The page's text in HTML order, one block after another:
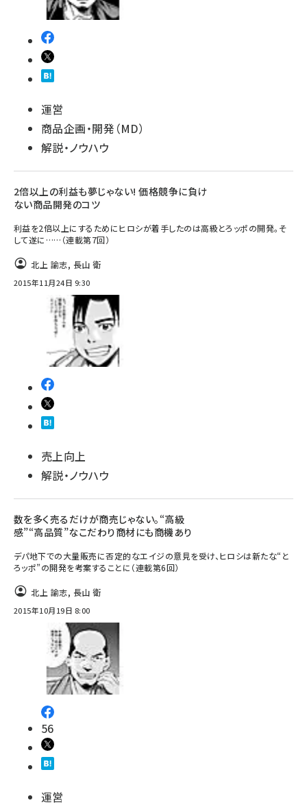
運営
商品企画・開発（MD）
解説・ノウハウ
2倍以上の利益も夢じゃない! 価格競争に負け
ない商品開発のコツ
利益を2倍以上にするためにヒロシが着手したのは高級とろッポの開発。そ
して遂に……（連載第7回）
北上 諭志, 長山 衛
2015年11月24日 9:30
売上向上
解説・ノウハウ
数を多く売るだけが商売じゃない。“高級
感”“高品質”なこだわり商材にも商機あり
デパ地下での大量販売に否定的なエイジの意見を受け、ヒロシは新たな“と
ろッポ”の開発を考案することに（連載第6回）
北上 諭志, 長山 衛
2015年10月19日 8:00
56
運営